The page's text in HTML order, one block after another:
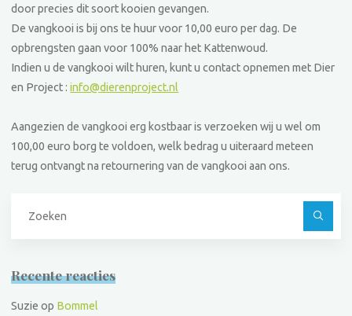
door precies dit soort kooien gevangen.
De vangkooi is bij ons te huur voor 10,00 euro per dag. De
opbrengsten gaan voor 100% naar het Kattenwoud.
Indien u de vangkooi wilt huren, kunt u contact opnemen met Dier
en Project :info@dierenproject.nl
Aangezien de vangkooi erg kostbaar is verzoeken wij u wel om
100,00 euro borg te voldoen, welk bedrag u uiteraard meteen
terug ontvangt na retournering van de vangkooi aan ons.
Recente reacties
Suzie op Bommel